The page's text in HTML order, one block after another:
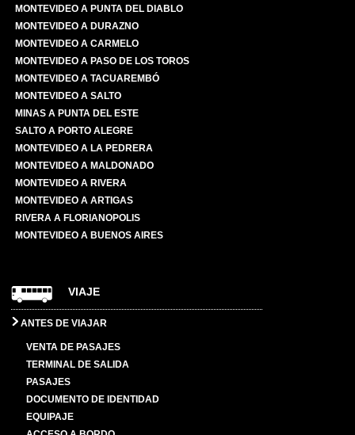
MONTEVIDEO A PUNTA DEL DIABLO
MONTEVIDEO A DURAZNO
MONTEVIDEO A CARMELO
MONTEVIDEO A PASO DE LOS TOROS
MONTEVIDEO A TACUAREMBÓ
MONTEVIDEO A SALTO
MINAS A PUNTA DEL ESTE
SALTO A PORTO ALEGRE
MONTEVIDEO A LA PEDRERA
MONTEVIDEO A MALDONADO
MONTEVIDEO A RIVERA
MONTEVIDEO A ARTIGAS
RIVERA A FLORIANOPOLIS
MONTEVIDEO A BUENOS AIRES
VIAJE
ANTES DE VIAJAR
VENTA DE PASAJES
TERMINAL DE SALIDA
PASAJES
DOCUMENTO DE IDENTIDAD
EQUIPAJE